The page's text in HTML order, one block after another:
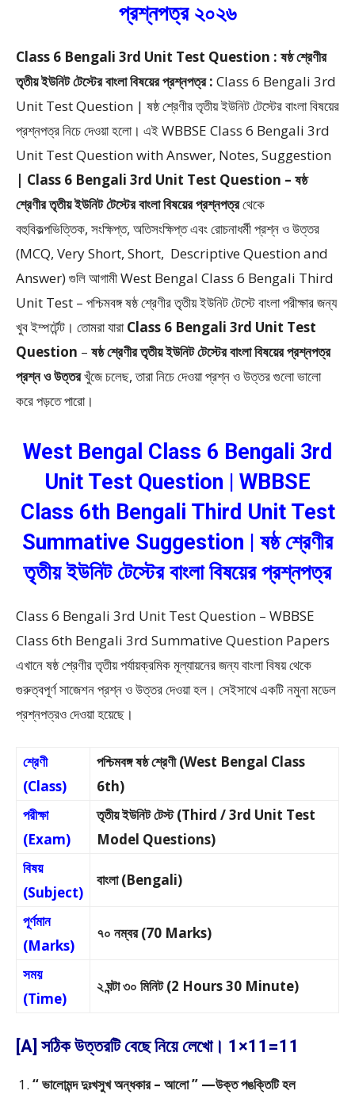
প্রশ্নপত্র ২০২৬
Class 6 Bengali 3rd Unit Test Question : ষষ্ঠ শ্রেণীর
তৃতীয় ইউনিট টেস্টের বাংলা বিষয়ের প্রশ্নপত্র : Class 6 Bengali 3rd
Unit Test Question | ষষ্ঠ শ্রেণীর তৃতীয় ইউনিট টেস্টের বাংলা বিষয়ের
প্রশ্নপত্রনিচে দেওয়া হলো। এই WBBSE Class 6 Bengali 3rd
Unit Test Question with Answer, Notes, Suggestion
| Class 6 Bengali 3rd Unit Test Question – ষষ্ঠ
শ্রেণীর তৃতীয় ইউনিট টেস্টের বাংলা বিষয়ের প্রশ্নপত্রথেকে
বহুবিকল্পভিত্তিক, সংক্ষিপ্ত, অতিসংক্ষিপ্ত এবং রোচনাধর্মী প্রশ্ন ও উত্তর
(MCQ, Very Short, Short, Descriptive Question and
Answer)গুলি আগামী West Bengal Class 6 Bengali Third
Unit Test – পশ্চিমবঙ্গ ষষ্ঠ শ্রেণীর তৃতীয় ইউনিট টেস্টে বাংলা পরীক্ষার জন্য
খুব ইম্পর্টেন্ট। তোমরা যারাClass 6 Bengali 3rd Unit Test
Question – ষষ্ঠ শ্রেণীর তৃতীয় ইউনিট টেস্টের বাংলা বিষয়ের প্রশ্নপত্র
প্রশ্ন ও উত্তরখুঁজে চলেছ, তারা নিচে দেওয়া প্রশ্ন ও উত্তর গুলো ভালো
করে পড়তে পারো।
West Bengal Class 6 Bengali 3rd
Unit Test Question | WBBSE
Class 6th Bengali Third Unit Test
Summative Suggestion | ষষ্ঠ শ্রেণীর
তৃতীয় ইউনিট টেস্টের বাংলা বিষয়ের প্রশ্নপত্র
Class 6 Bengali 3rd Unit Test Question – WBBSE
Class 6th Bengali 3rd Summative Question Papers
এখানে ষষ্ঠ শ্রেণীর তৃতীয় পর্যায়ক্রমিক মূল্যায়নের জন্য বাংলা বিষয় থেকে
গুরুত্বপূর্ণ সাজেশন প্রশ্ন ও উত্তর দেওয়া হল। সেইসাথে একটি নমুনা মডেল
প্রশ্নপত্রও দেওয়া হয়েছে।
শ্রেণী
(Class)
পশ্চিমবঙ্গ ষষ্ঠ শ্রেণী (West Bengal Class
6th)
পরীক্ষা
(Exam)
তৃতীয় ইউনিট টেস্ট (Third / 3rd Unit Test
Model Questions)
বিষয়
(Subject)
বাংলা (Bengali)
পূর্ণমান
(Marks)
৭০ নম্বর (70 Marks)
সময়
(Time)
২ ঘন্টা ৩০ মিনিট (2 Hours 30 Minute)
[A] সঠিক উত্তরটি বেছে নিয়ে লেখো। 1×11=11
“ ভালোমন্দ দুঃখসুখ অন্ধকার – আলো ” —উক্ত পঙক্তিটি হল